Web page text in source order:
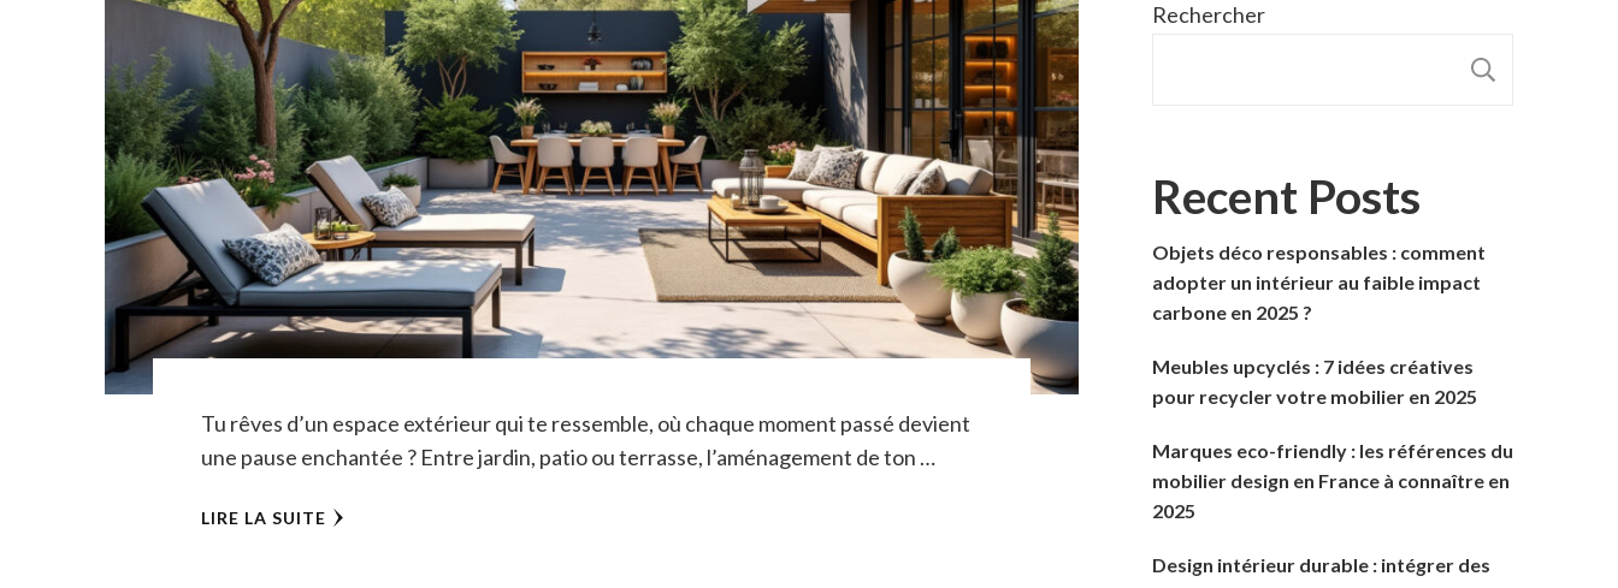
Tu rêves d’un espace extérieur qui te ressemble, où chaque moment passé devient
une pause enchantée ? Entre jardin, patio ou terrasse, l’aménagement de ton …
LIRE LA SUITE
Rechercher
Recent Posts
Objets déco responsables : comment
adopter un intérieur au faible impact
carbone en 2025 ?
Meubles upcyclés : 7 idées créatives
pour recycler votre mobilier en 2025
Marques eco-friendly : les références du
mobilier design en France à connaître en
2025
Design intérieur durable : intégrer des